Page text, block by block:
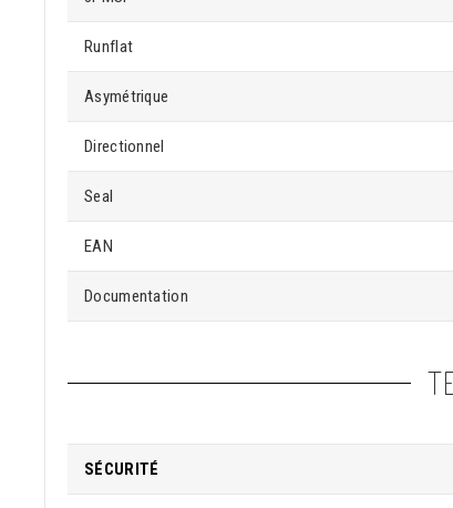
Runflat
Asymétrique
Directionnel
Seal
EAN
Documentation
SÉCURITÉ